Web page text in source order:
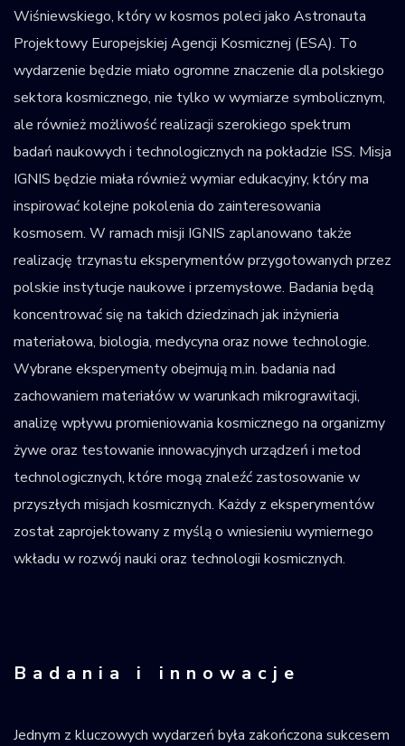
Wiśniewskiego, który w kosmos poleci jako Astronauta
Projektowy Europejskiej Agencji Kosmicznej (ESA). To
wydarzenie będzie miało ogromne znaczenie dla polskiego
sektora kosmicznego, nie tylko w wymiarze symbolicznym,
ale również możliwość realizacji szerokiego spektrum
badań naukowych i technologicznych na pokładzie ISS. Misja
IGNIS będzie miała również wymiar edukacyjny, który ma
inspirować kolejne pokolenia do zainteresowania
kosmosem. W ramach misji IGNIS zaplanowano także
realizację trzynastu eksperymentów przygotowanych przez
polskie instytucje naukowe i przemysłowe. Badania będą
koncentrować się na takich dziedzinach jak inżynieria
materiałowa, biologia, medycyna oraz nowe technologie.
Wybrane eksperymenty obejmują m.in. badania nad
zachowaniem materiałów w warunkach mikrograwitacji,
analizę wpływu promieniowania kosmicznego na organizmy
żywe oraz testowanie innowacyjnych urządzeń i metod
technologicznych, które mogą znaleźć zastosowanie w
przyszłych misjach kosmicznych. Każdy z eksperymentów
został zaprojektowany z myślą o wniesieniu wymiernego
wkładu w rozwój nauki oraz technologii kosmicznych.
Badania i innowacje
Jednym z kluczowych wydarzeń była zakończona sukcesem